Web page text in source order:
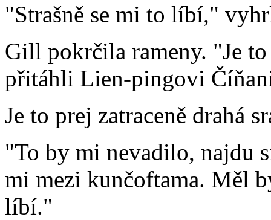
"Strašně se mi to líbí,"
Gill pokrčila rameny. "Je
přitáhli Lien-pingovi
Je to prej zatraceně drahá
"To by mi nevadilo, najdu
mi mezi kunčoftama. Měl
líbí."